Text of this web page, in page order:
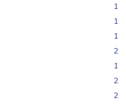
1
1
1
2
1
2
2